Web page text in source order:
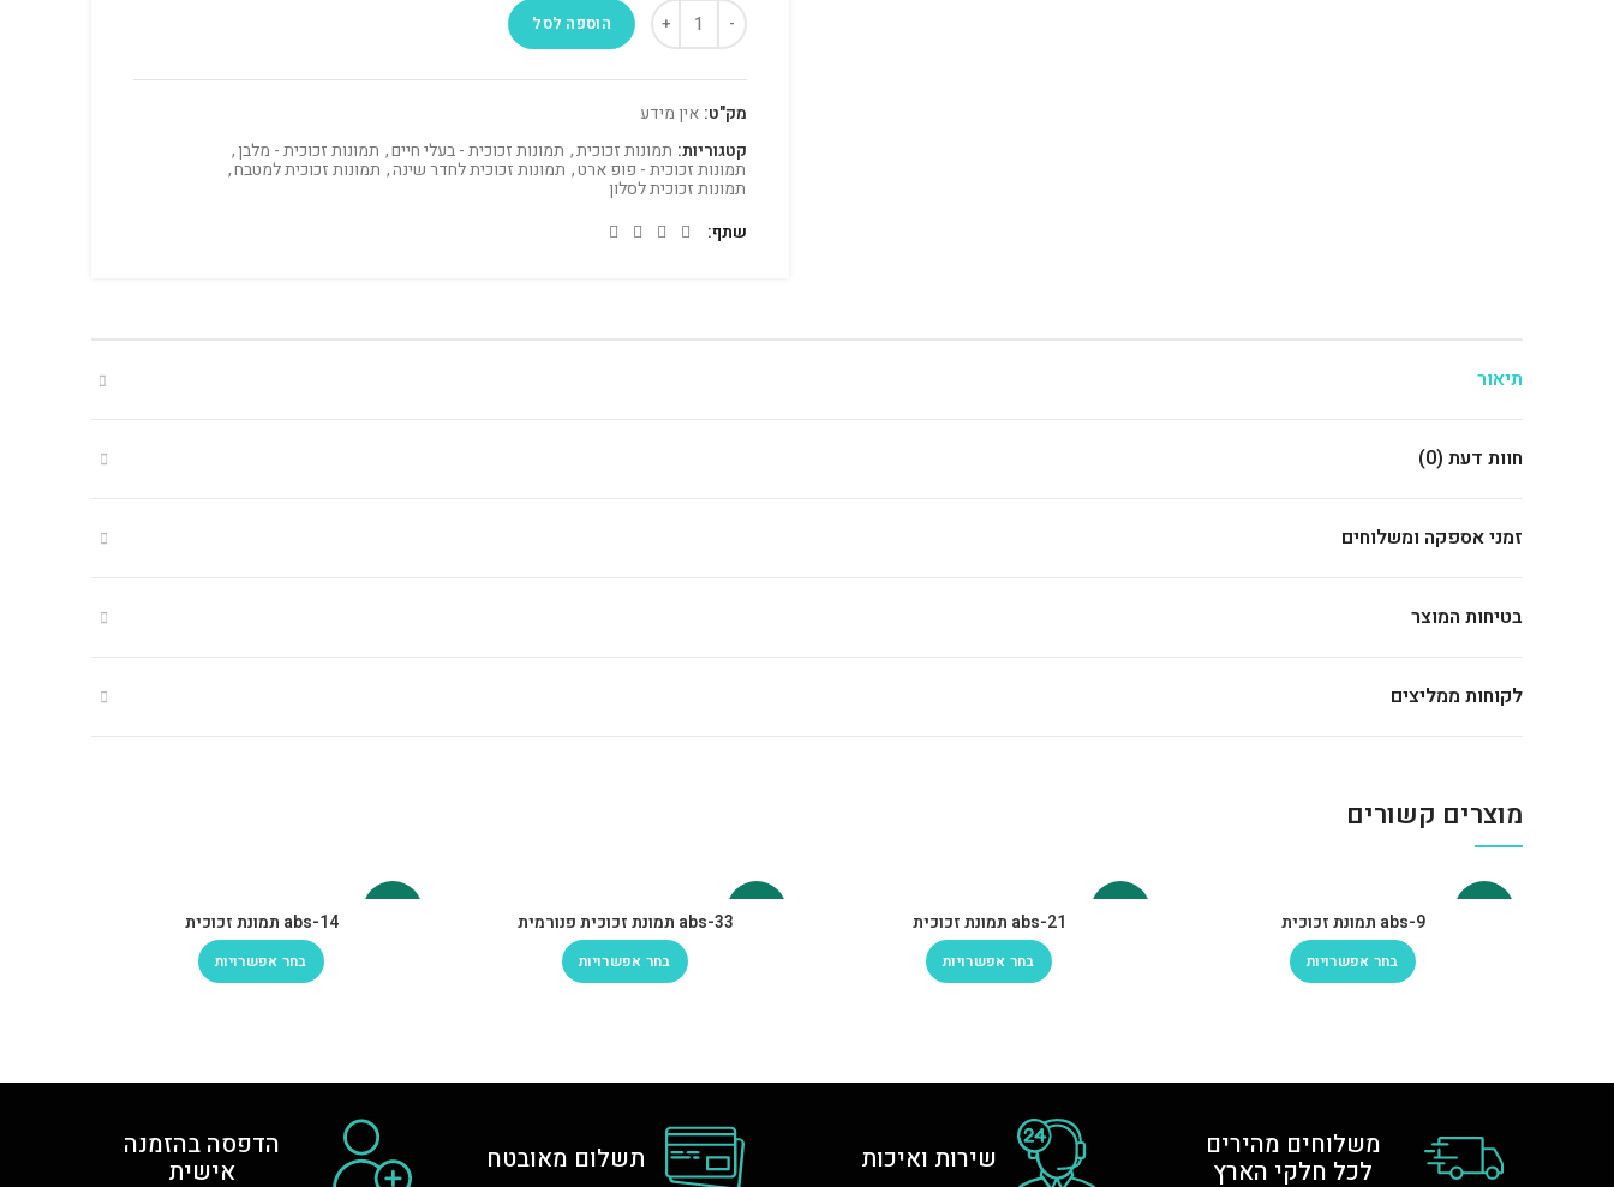
הוספה לסל
מק"ט: אין מידע
קטגוריות: תמונות זכוכית, תמונות זכוכית - בעלי חיים, תמונות זכוכית - מלבן,
תמונות זכוכית - פופ ארט, תמונות זכוכית לחדר שינה, תמונות זכוכית למטבח,
תמונות זכוכית לסלון
שתף
תיאור
חוות דעת (0)
זמני אספקה ומשלוחים
בטיחות המוצר
לקוחות ממליצים
מוצרים קשורים
abs-9 תמונת זכוכית
בחר אפשרויות
abs-21 תמונת זכוכית
בחר אפשרויות
abs-33 תמונת זכוכית פנורמית
בחר אפשרויות
abs-14 תמונת זכוכית
בחר אפשרויות
משלוחים מהירים
לכל חלקי הארץ שירות ואיכות תשלום מאובטח הדפסה בהזמנה
אישית